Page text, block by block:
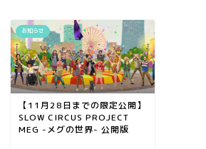
お知らせ
【11月28日までの限定公開】
SLOW CIRCUS PROJECT
MEG -メグの世界- 公開版